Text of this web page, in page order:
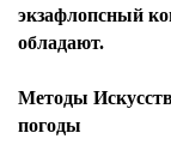
экзафлопсный
обладают.
Методы
погоды